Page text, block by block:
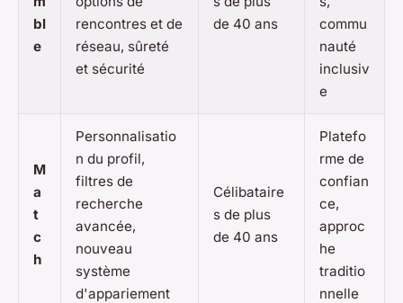
bl
e
rencontres et de
réseau, sûreté
et sécurité
de 40 ans
commu
nauté
inclusiv
e
M
a
t
c
h
Personnalisatio
n du profil,
filtres de
recherche
avancée,
nouveau
système
d'appariement
Célibataire
s de plus
de 40 ans
Platefo
rme de
confian
ce,
approc
he
traditio
nnelle